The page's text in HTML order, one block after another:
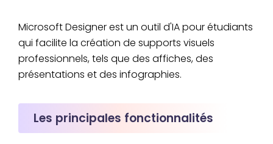
Microsoft Designer est un outil d'IA pour étudiants
qui facilite la création de supports visuels
professionnels, tels que des affiches, des
présentations et des infographies.
Les principales fonctionnalités